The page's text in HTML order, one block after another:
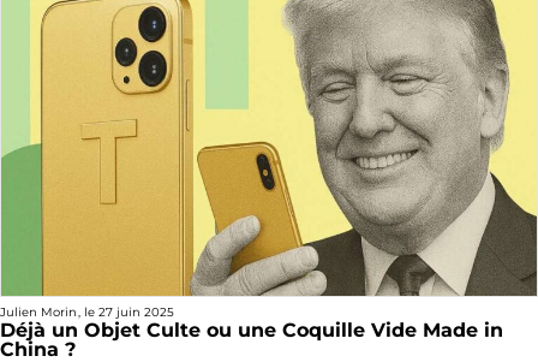
Julien Morin, le 27 juin 2025
Déjà un Objet Culte ou une Coquille Vide Made in
China ?